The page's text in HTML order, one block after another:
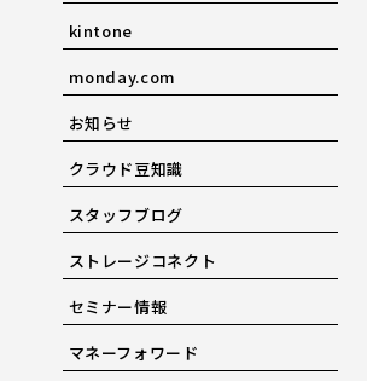
kintone
monday.com
お知らせ
クラウド豆知識
スタッフブログ
ストレージコネクト
セミナー情報
マネーフォワード